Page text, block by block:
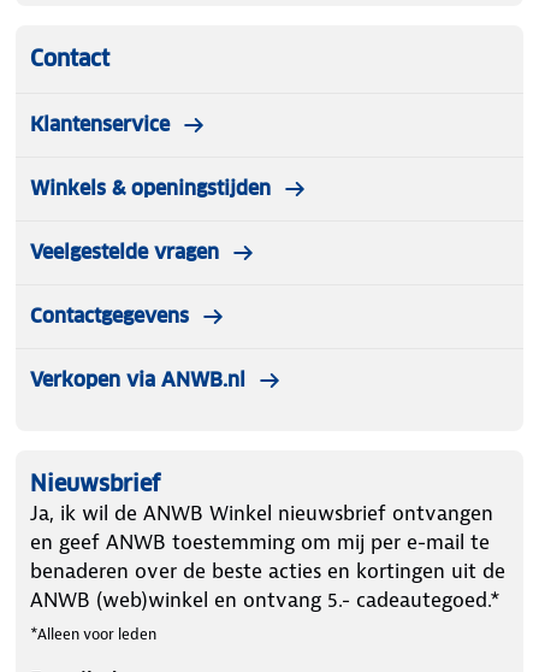
Contact
Klantenservice
Winkels & openingstijden
Veelgestelde vragen
Contactgegevens
Verkopen via ANWB.nl
Nieuwsbrief
Ja, ik wil de ANWB Winkel nieuwsbrief ontvangen
en geef ANWB toestemming om mij per e-mail te
benaderen over de beste acties en kortingen uit de
ANWB (web)winkel en ontvang 5.- cadeautegoed.*
*Alleen voor leden